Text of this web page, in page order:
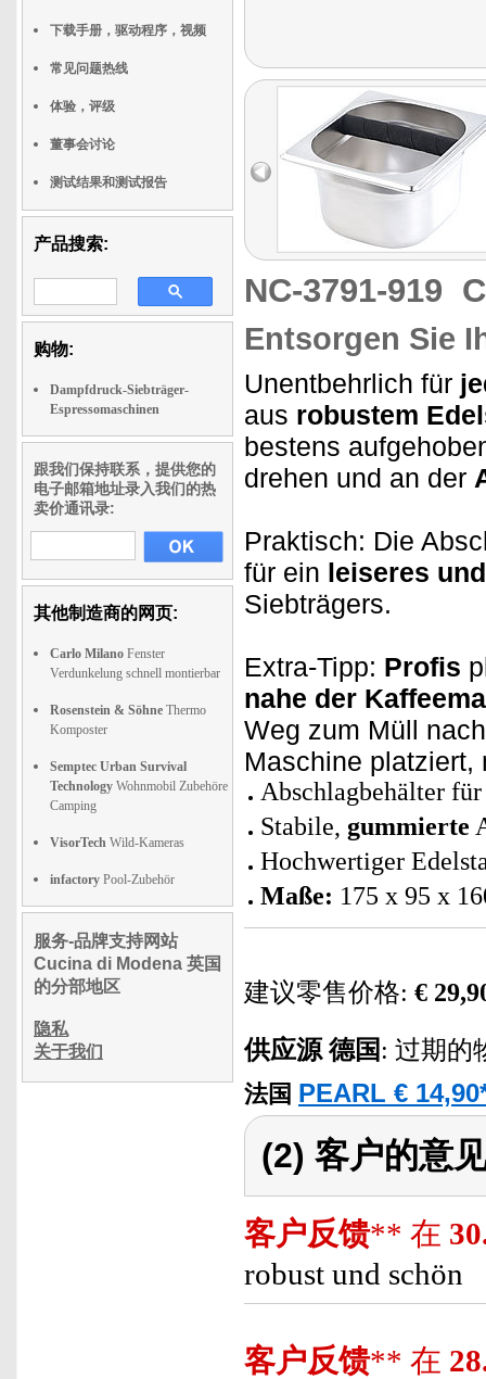
下载手册，驱动程序，视频
常见问题热线
体验，评级
董事会讨论
测试结果和测试报告
产品搜索:
购物:
Dampfdruck-Siebträger-
Espressomaschinen
跟我们保持联系，提供您的
电子邮箱地址录入我们的热
卖价通讯录:
其他制造商的网页:
Carlo Milano Fenster
Verdunkelung schnell montierbar
Rosenstein & Söhne Thermo
Komposter
Semptec Urban Survival
Technology Wohnmobil Zubehöre
Camping
VisorTech Wild-Kameras
infactory Pool-Zubehör
服务-品牌支持网站
Cucina di Modena 英国
的分部地区
隐私
关于我们
NC-3791-919
Entsorgen Sie
Unentbehrlich für
aus robustem
bestens
drehen und an der
Praktisch: Die
für ein leiseres
Siebträgers.
Extra-Tipp: Profis
nahe der
Weg zum Müll
Maschine platziert,
Abschlagbehälter
Stabile, gummierte
Hochwertiger
Maße: 175 x 95 x
建议零售价格: €
供应源 德国 : 过期的
法国 PEARL €
(2) 客户的意
客户反馈** 在
robust und schön
客户反馈** 在